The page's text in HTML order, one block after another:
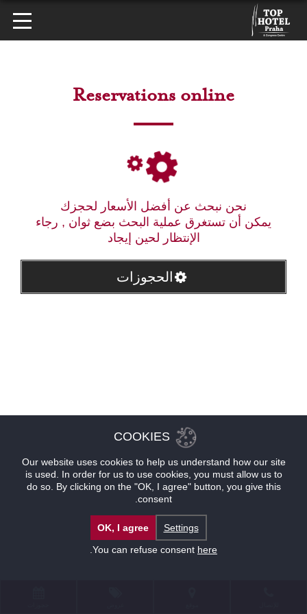
Reservations online
نحن نبحث عن أفضل الأسعار لحجزك
يمكن أن تستغرق عملية البحث بضع ثوان , رجاء
الإنتظار لحين إيجاد
الحجوزات
COOKIES
Our website uses cookies to help us understand how our site
is used. In order for us to use cookies, you must allow us to
do so. By clicking on the "OK, I agree" button, you give this
consent.
Settings
OK, I agree
You can refuse consent here
.